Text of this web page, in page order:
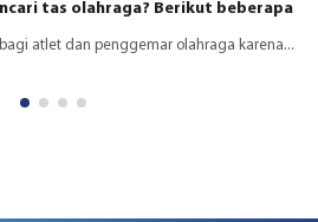
Dalam dunia olahraga, aksesori